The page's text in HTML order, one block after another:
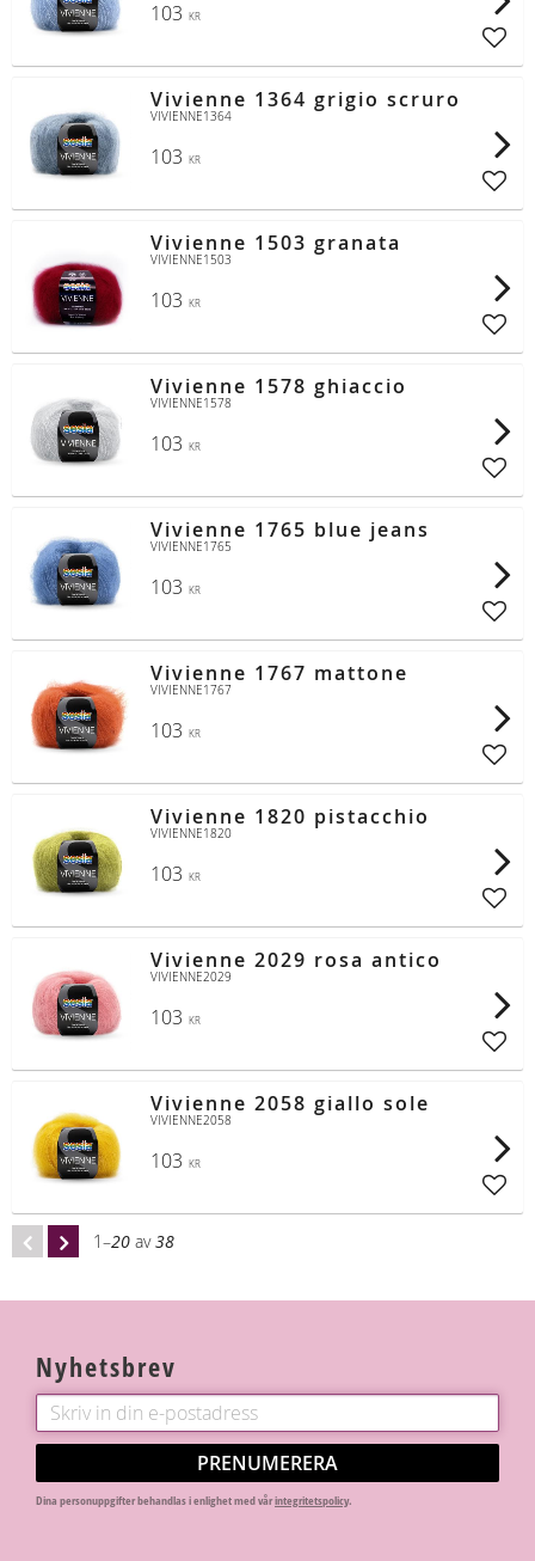
103 KR
Vivienne 1364 grigio scruro
VIVIENNE1364
103 KR
Vivienne 1503 granata
VIVIENNE1503
103 KR
Vivienne 1578 ghiaccio
VIVIENNE1578
103 KR
Vivienne 1765 blue jeans
VIVIENNE1765
103 KR
Vivienne 1767 mattone
VIVIENNE1767
103 KR
Vivienne 1820 pistacchio
VIVIENNE1820
103 KR
Vivienne 2029 rosa antico
VIVIENNE2029
103 KR
Vivienne 2058 giallo sole
VIVIENNE2058
103 KR
1–20 av38
Nyhetsbrev
PRENUMERERA
Dina personuppgifter behandlas i enlighet med vårintegritetspolicy.